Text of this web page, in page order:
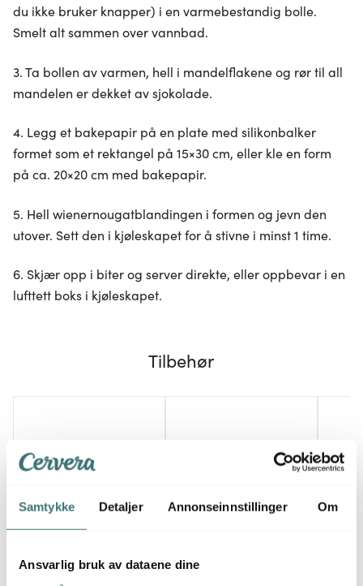
Samtykke Detaljer Annonseinnstillinger Om
Ansvarlig bruk av dataene dine
du ikke bruker knapper) i en varmebestandig bolle.
Smelt alt sammen over vannbad.
3. Ta bollen av varmen, hell i mandelflakene og rør til all
mandelen er dekket av sjokolade.
4. Legg et bakepapir på en plate med silikonbalker
formet som et rektangel på 15×30 cm, eller kle en form
på ca. 20×20 cm med bakepapir.
5. Hell wienernougatblandingen i formen og jevn den
utover. Sett den i kjøleskapet for å stivne i minst 1 time.
6. Skjær opp i biter og server direkte, eller oppbevar i en
lufttett boks i kjøleskapet.
Tilbehør
Jonas
Margrethe bakebolle 2